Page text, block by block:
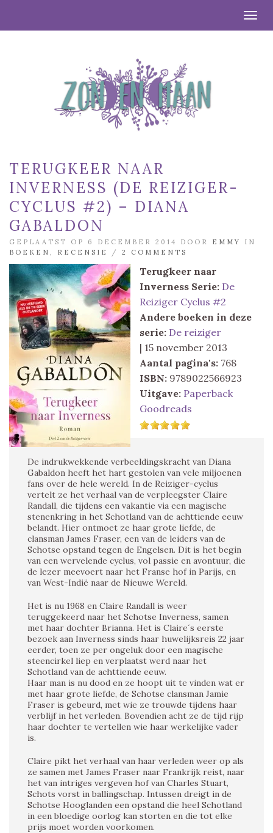
TERUGKEER NAAR
INVERNESS (DE REIZIGER-
CYCLUS #2) – DIANA
GABALDON
GEPLAATST OP 6 DECEMBER 2014 DOOR EMMY
IN
BOEKEN
RECENSIE / 2 COMMENTS
Terugkeer naar
Inverness Serie: De
Reiziger Cyclus #2
Andere boeken in deze
serie: De reiziger
| 15 november 2013
Aantal pagina's: 768
ISBN: 9789022566923
Uitgave: Paperback
Goodreads
De indrukwekkende verbeeldingskracht van Diana
Gabaldon heeft het hart gestolen van vele miljoenen
fans over de hele wereld. In de Reiziger-cyclus
vertelt ze het verhaal van de verpleegster Claire
Randall, die tijdens een vakantie via een magische
stenenkring in het Schotland van de achttiende eeuw
belandt. Hier ontmoet ze haar grote liefde, de
clansman James Fraser, een van de leiders van de
Schotse opstand tegen de Engelsen. Dit is het begin
van een wervelende cyclus, vol passie en avontuur, die
de lezer meevoert naar het Franse hof in Parijs, en
van West-Indië naar de Nieuwe Wereld.
Het is nu 1968 en Claire Randall is weer
teruggekeerd naar het Schotse Inverness, samen
met haar dochter Brianna. Het is Claire´s eerste
bezoek aan Inverness sinds haar huwelijksreis 22 jaar
eerder, toen ze per ongeluk door een magische
steencirkel liep en verplaatst werd naar het
Schotland van de achttiende eeuw.
Haar man is nu dood en ze hoopt uit te vinden wat er
met haar grote liefde, de Schotse clansman Jamie
Fraser is gebeurd, met wie ze trouwde tijdens haar
verblijf in het verleden. Bovendien acht ze de tijd rijp
haar dochter te vertellen wie haar werkelijke vader
is.
Claire pikt het verhaal van haar verleden weer op als
ze samen met James Fraser naar Frankrijk reist, naar
het van intriges vergeven hof van Charles Stuart,
Schots vorst in ballingschap. Intussen dreigt in de
Schotse Hooglanden een opstand die heel Schotland
in een bloedige oorlog kan storten en die tot elke
prijs moet worden voorkomen.